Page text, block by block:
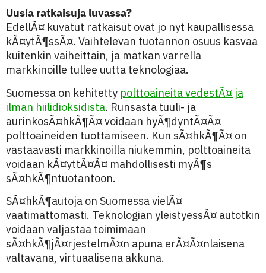
Uusia ratkaisuja luvassa?
EdellÃ¤ kuvatut ratkaisut ovat jo nyt kaupallisessa
kÃ¤ytÃ¶ssÃ¤. Vaihtelevan tuotannon osuus kasvaa
kuitenkin vaiheittain, ja matkan varrella
markkinoille tullee uutta teknologiaa.
Suomessa on kehitetty polttoaineita vedestÃ¤ ja
ilman hiilidioksidista. Runsasta tuuli- ja
aurinkosÃ¤hkÃ¶Ã¤ voidaan hyÃ¶dyntÃ¤Ã¤
polttoaineiden tuottamiseen. Kun sÃ¤hkÃ¶Ã¤ on
vastaavasti markkinoilla niukemmin, polttoaineita
voidaan kÃ¤yttÃ¤Ã¤ mahdollisesti myÃ¶s
sÃ¤hkÃ¶ntuotantoon.
SÃ¤hkÃ¶autoja on Suomessa vielÃ¤
vaatimattomasti. Teknologian yleistyessÃ¤ autotkin
voidaan valjastaa toimimaan
sÃ¤hkÃ¶jÃ¤rjestelmÃ¤n apuna erÃ¤Ã¤nlaisena
valtavana, virtuaalisena akkuna.